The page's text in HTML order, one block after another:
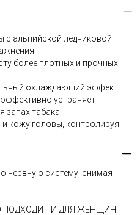
с альпийской ледниковой
более плотных и прочных
охлаждающий эффект
устраняет
запах табака
кожу головы, контролируя
нервную систему, снимая
ПОДХОДИТ И ДЛЯ ЖЕНЩИН!